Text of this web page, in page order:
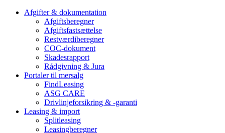
Afgifter & dokumentation
Afgiftsberegner
Afgiftsfastsættelse
Restværdiberegner
COC-dokument
Skadesrapport
Rådgivning & Jura
Portaler til mersalg
FindLeasing
ASG CARE
Drivlinjeforsikring & -garanti
Leasing & import
Splitleasing
Leasingberegner